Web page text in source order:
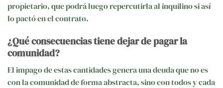
propietario, que podrá luego repercutirla al inquilino si así
lo pactó en el contrato.
¿Qué consecuencias tiene dejar de pagar la
comunidad?
El impago de estas cantidades genera una deuda que no es
con la comunidad de forma abstracta, sino con todos y cada